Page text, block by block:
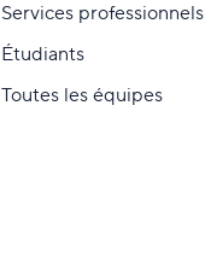
Services professionnels
Étudiants
Toutes les équipes